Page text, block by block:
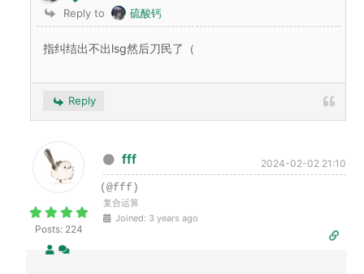
Reply to 硫酸钙
指纠结出不出lsg然后刀民了（
Reply
Posts: 224
fff
2024-02-02 21:10
(@fff)
复合运算
Joined: 3 years ago